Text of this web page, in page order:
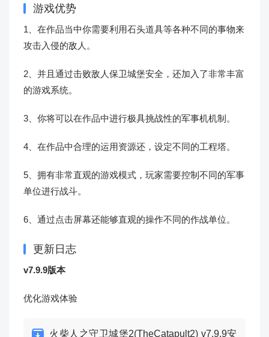
游戏优势
1、在作品当中你需要利用石头道具等各种不同的事物来
攻击入侵的敌人。
2、并且通过击败敌人保卫城堡安全，还加入了非常丰富
的游戏系统。
3、你将可以在作品中进行极具挑战性的军事机机制。
4、在作品中合理的运用资源还，设定不同的工程塔。
5、拥有非常直观的游戏模式，玩家需要控制不同的军事
单位进行战斗。
6、通过点击屏幕还能够直观的操作不同的作战单位。
更新日志
v7.9.9版本
优化游戏体验
火柴人之守卫城堡2(TheCatapult2) v7.9.9安